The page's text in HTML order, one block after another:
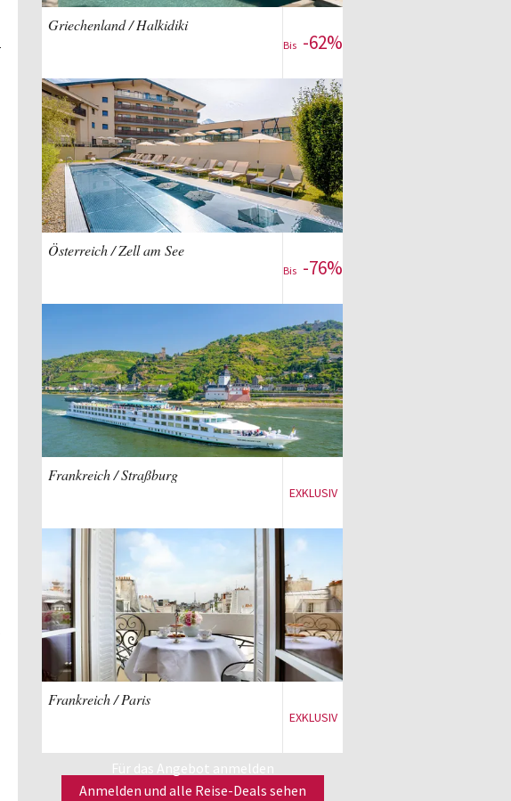
Griechenland / Halkidiki
Bis -62%
Für das Angebot anmelden
Zum Reise-Deal
Österreich / Zell am See
Bis -76%
Zum Reise-Deal
Frankreich / Straßburg
EXKLUSIV
Für das Angebot anmelden
Zum Reise-Deal
Frankreich / Paris
EXKLUSIV
Für das Angebot anmelden
Anmelden und alle Reise-Deals sehen